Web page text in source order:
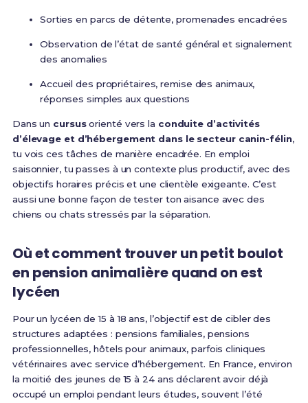
Sorties en parcs de détente, promenades encadrées
Observation de l’état de santé général et signalement
des anomalies
Accueil des propriétaires, remise des animaux,
réponses simples aux questions
Dans un cursusorienté vers la conduite d’activités
d’élevage et d’hébergement dans le secteur canin-félin,
tu vois ces tâches de manière encadrée. En emploi
saisonnier, tu passes à un contexte plus productif, avec des
objectifs horaires précis et une clientèle exigeante. C’est
aussi une bonne façon de tester ton aisance avec des
chiens ou chats stressés par la séparation.
Où et comment trouver un petit boulot
en pension animalière quand on est
lycéen
Pour un lycéen de 15 à 18 ans, l’objectif est de cibler des
structures adaptées : pensions familiales, pensions
professionnelles, hôtels pour animaux, parfois cliniques
vétérinaires avec service d’hébergement. En France, environ
la moitié des jeunes de 15 à 24 ans déclarent avoir déjà
occupé un emploi pendant leurs études, souvent l’été